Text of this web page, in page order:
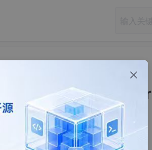
initialized
map container is alr